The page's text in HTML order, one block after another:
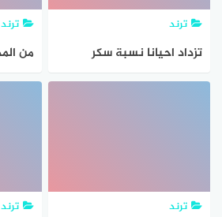
ترند
تزداد احيانا نسبة سكر
الجلوكوز بدم الانسان عن
ترند
من
ترند ترند